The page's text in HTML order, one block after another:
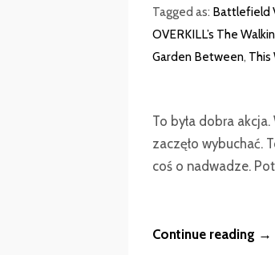
Tagged as: Battlefield
OVERKILL’s The
Garden Between, This
To była dobra
zaczęło wybuchać.
coś o nadwadze.
Continue reading →